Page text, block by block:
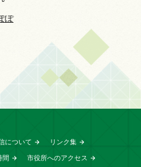
ぽ
について リンク集
間 市役所へのアクセス